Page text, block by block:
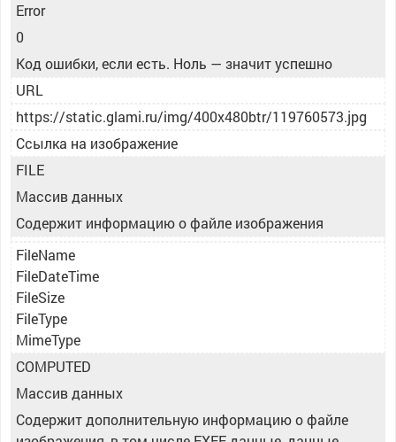
Error
0
Код ошибки, если есть. Ноль — значит успешно
URL
https://static.glami.ru/img/400x480btr/119760573.jpg
Ссылка на изображение
FILE
Массив данных
Содержит информацию о файле изображения
FileName
FileDateTime
FileSize
FileType
MimeType
COMPUTED
Массив данных
Содержит дополнительную информацию о файле